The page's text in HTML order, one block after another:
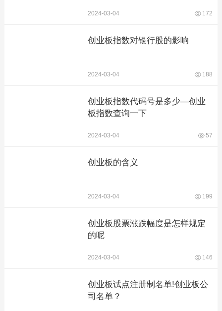
2024-03-04 172
创业板指数对银行股的影响
2024-03-04 188
创业板指数代码号是多少—创业
板指数查询一下
2024-03-04 57
创业板的含义
2024-03-04 199
创业板股票涨跌幅度是怎样规定
的呢
2024-03-04 146
创业板试点注册制名单!创业板公
司名单？